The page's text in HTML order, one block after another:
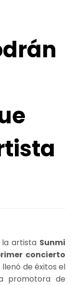
la artista Sunmi
concierto
de éxitos el
promotora de